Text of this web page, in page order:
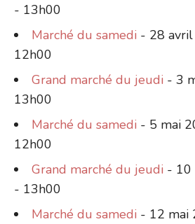
- 13h00
Marché du samedi - 28
12h00
Grand marché du jeudi - 3
13h00
Marché du samedi - 5 mai
12h00
Grand marché du jeudi - 10
- 13h00
Marché du samedi - 12 mai